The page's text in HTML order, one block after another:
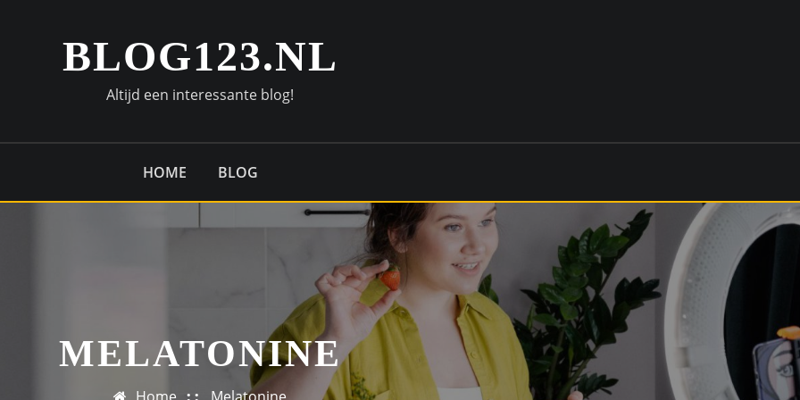
BLOG123.NL
Altijd een interessante blog!
HOME BLOG
MELATONINE